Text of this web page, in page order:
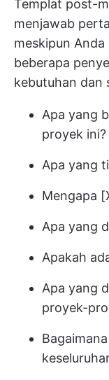
Templat post-
menjawab
meskipun
beberapa
kebutuhan dan
Apa yang
proyek ini?
Apa yang
Mengapa
Apa yang
Apakah
Apa yang
proyek-